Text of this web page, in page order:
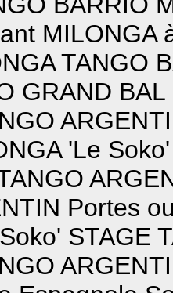
MILONGA
TANGO
GRAND
'Le Soko'
Portes
STAGE